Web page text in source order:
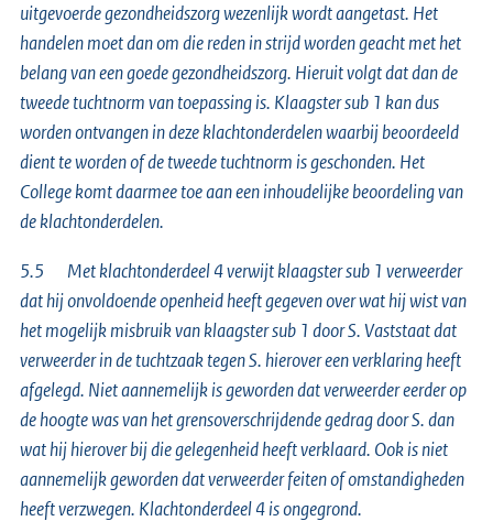
uitgevoerde gezondheidszorg wezenlijk wordt aangetast. Het
handelen moet dan om die reden in strijd worden geacht met het
belang van een goede gezondheidszorg. Hieruit volgt dat dan de
tweede tuchtnorm van toepassing is. Klaagster sub 1 kan dus
worden ontvangen in deze klachtonderdelen waarbij beoordeeld
dient te worden of de tweede tuchtnorm is geschonden. Het
College komt daarmee toe aan een inhoudelijke beoordeling van
de klachtonderdelen.
5.5 Met klachtonderdeel 4 verwijt klaagster sub 1 verweerder
dat hij onvoldoende openheid heeft gegeven over wat hij wist van
het mogelijk misbruik van klaagster sub 1 door S. Vaststaat dat
verweerder in de tuchtzaak tegen S. hierover een verklaring heeft
afgelegd. Niet aannemelijk is geworden dat verweerder eerder op
de hoogte was van het grensoverschrijdende gedrag door S. dan
wat hij hierover bij die gelegenheid heeft verklaard. Ook is niet
aannemelijk geworden dat verweerder feiten of omstandigheden
heeft verzwegen. Klachtonderdeel 4 is ongegrond.